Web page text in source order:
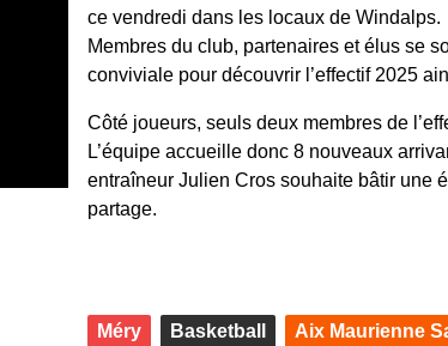
ce vendredi dans les locaux de Windalps.
Membres du club, partenaires et élus se
conviviale pour découvrir l’effectif 2025
Côté joueurs, seuls deux membres de
L’équipe accueille donc 8 nouveaux
entraîneur Julien Cros souhaite bâtir une
partage.
Méry Basketball Aix Maurienne